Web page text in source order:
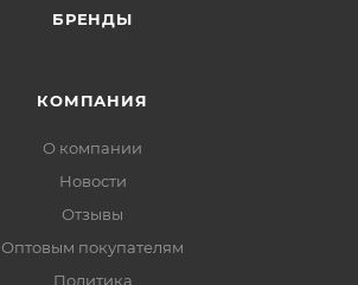
БРЕНДЫ
КОМПАНИЯ
О компании
Новости
Отзывы
Оптовым покупателям
Политика